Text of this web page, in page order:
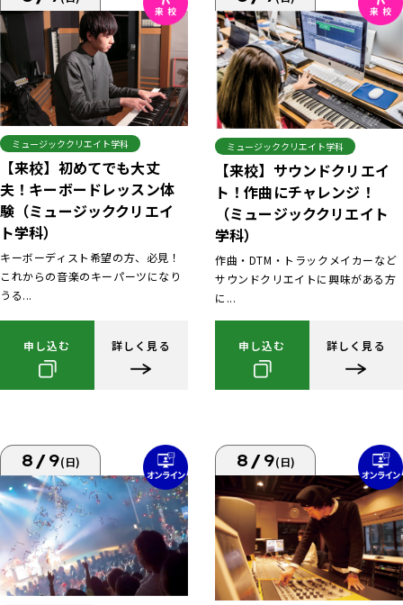
ミュージッククリエイト学科
【来校】初めてでも大丈
夫！キーボードレッスン体
験（ミュージッククリエイ
ト学科）
キーボーディスト希望の方、必見！
これからの音楽のキーパーツになり
うる...
申し込む 詳しく見る
ミュージッククリエイト学科
【来校】サウンドクリエイ
ト！作曲にチャレンジ！
（ミュージッククリエイト
学科）
作曲・DTM・トラックメイカーなど
サウンドクリエイトに興味がある方
に...
申し込む 詳しく見る
8/9(日) 8/9(日)